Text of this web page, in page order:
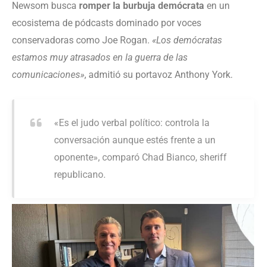
Newsom busca romper la burbuja demócrata en un
ecosistema de pódcasts dominado por voces
conservadoras como Joe Rogan. «Los demócratas
estamos muy atrasados en la guerra de las
comunicaciones», admitió su portavoz Anthony York.
«Es el judo verbal político: controla la
conversación aunque estés frente a un
oponente», comparó Chad Bianco, sheriff
republicano.